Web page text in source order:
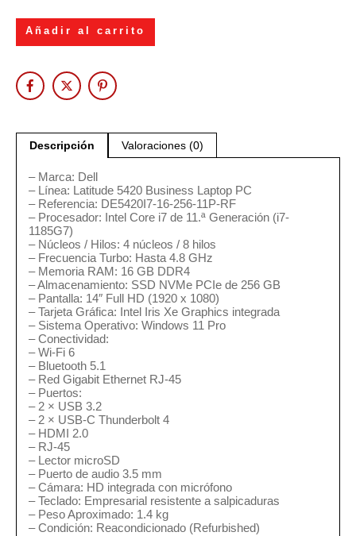
Añadir al carrito
Descripción Valoraciones (0)
– Marca: Dell
– Línea: Latitude 5420 Business Laptop PC
– Referencia: DE5420I7-16-256-11P-RF
– Procesador: Intel Core i7 de 11.ª Generación (i7-
1185G7)
– Núcleos / Hilos: 4 núcleos / 8 hilos
– Frecuencia Turbo: Hasta 4.8 GHz
– Memoria RAM: 16 GB DDR4
– Almacenamiento: SSD NVMe PCIe de 256 GB
– Pantalla: 14″ Full HD (1920 x 1080)
– Tarjeta Gráfica: Intel Iris Xe Graphics integrada
– Sistema Operativo: Windows 11 Pro
– Conectividad:
– Wi-Fi 6
– Bluetooth 5.1
– Red Gigabit Ethernet RJ-45
– Puertos:
– 2 × USB 3.2
– 2 × USB-C Thunderbolt 4
– HDMI 2.0
– RJ-45
– Lector microSD
– Puerto de audio 3.5 mm
– Cámara: HD integrada con micrófono
– Teclado: Empresarial resistente a salpicaduras
– Peso Aproximado: 1.4 kg
– Condición: Reacondicionado (Refurbished)